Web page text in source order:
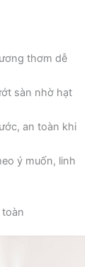
thơm dễ
sàn nhờ hạt
an toàn khi
ý muốn, linh